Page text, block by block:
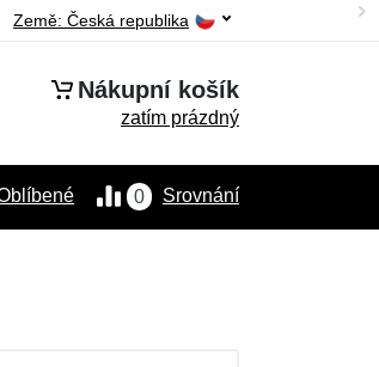
Země: Česká republika
Nákupní košík
zatím prázdný
0 Srovnání